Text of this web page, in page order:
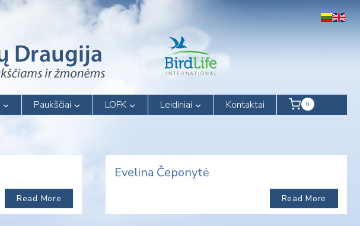
Paukščiai LOFK Leidiniai Kontaktai 0
Read More
Evelina Čeponytė
Read More